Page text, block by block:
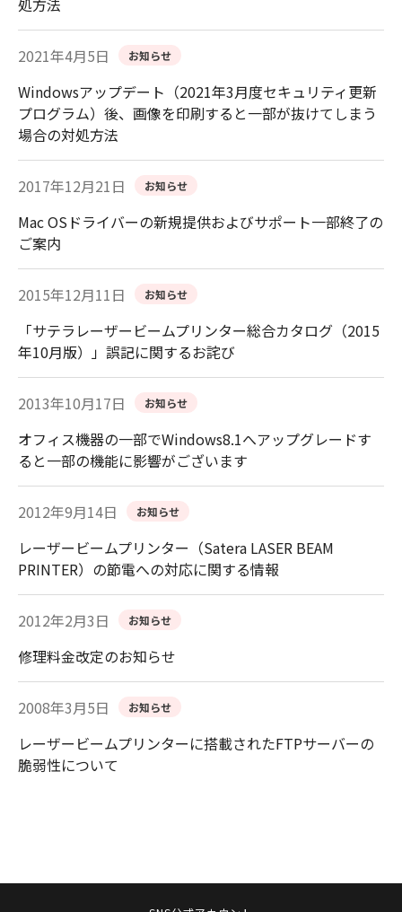
2021年4月5日 お知らせ
Windowsアップデート（2021年3月度セキュリティ更新
プログラム）後、画像を印刷すると一部が抜けてしまう
場合の対処方法
2017年12月21日 お知らせ
Mac OSドライバーの新規提供およびサポート一部終了の
ご案内
2015年12月11日 お知らせ
「サテラレーザービームプリンター総合カタログ（2015
年10月版）」誤記に関するお詫び
2013年10月17日 お知らせ
オフィス機器の一部でWindows8.1へアップグレードす
ると一部の機能に影響がございます
2012年9月14日 お知らせ
レーザービームプリンター（Satera LASER BEAM
PRINTER）の節電への対応に関する情報
2012年2月3日 お知らせ
修理料金改定のお知らせ
2008年3月5日 お知らせ
レーザービームプリンターに搭載されたFTPサーバーの
脆弱性について